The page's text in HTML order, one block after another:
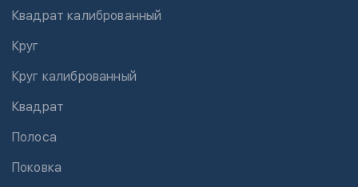
Квадрат калиброванный
Круг
Круг калиброванный
Квадрат
Полоса
Поковка